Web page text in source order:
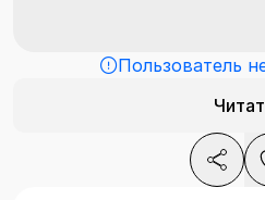
Пользователь